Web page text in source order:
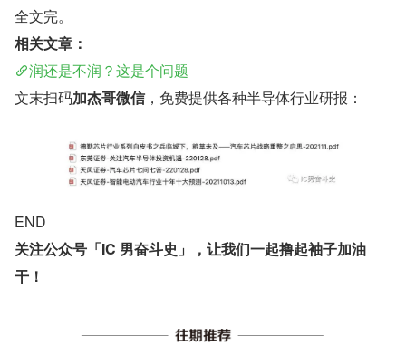
全文完。
相关文章：
润还是不润？这是个问题
文末扫码加杰哥微信，免费提供各种半导体行业研报：
​END
关注公众号「IC 男奋斗史」，让我们一起撸起袖子加油
干！